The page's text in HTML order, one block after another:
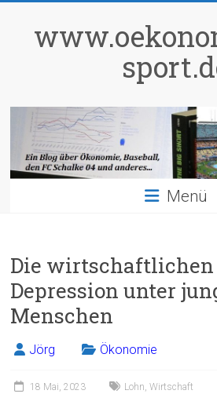
springen
Menü
Die wirtschaftlichen
Depression unter
Menschen
Jörg Ökonomie
18 Mai, 2023 Lohn,Wirtschaft